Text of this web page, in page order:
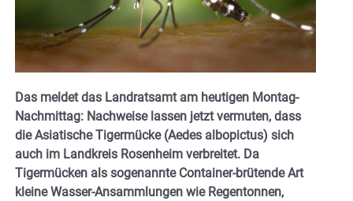
Das meldet das Landratsamt am heutigen Montag-
Nachmittag: Nachweise lassen jetzt vermuten, dass
die Asiatische Tigermücke (Aedes albopictus) sich
auch im Landkreis Rosenheim verbreitet. Da
Tigermücken als sogenannte Container-brütende Art
kleine Wasser-Ansammlungen wie Regentonnen,